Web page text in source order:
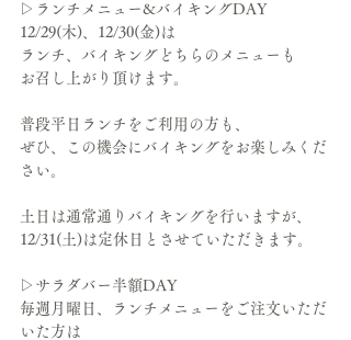
▷ランチメニュー&バイキングDAY
12/29(木)、12/30(金)は
ランチ、バイキングどちらのメニューも
お召し上がり頂けます。
普段平日ランチをご利用の方も、
ぜひ、この機会にバイキングをお楽しみくだ
さい。
土日は通常通りバイキングを行いますが、
12/31(土)は定休日とさせていただきます。
▷サラダバー半額DAY
毎週月曜日、ランチメニューをご注文いただ
いた方は